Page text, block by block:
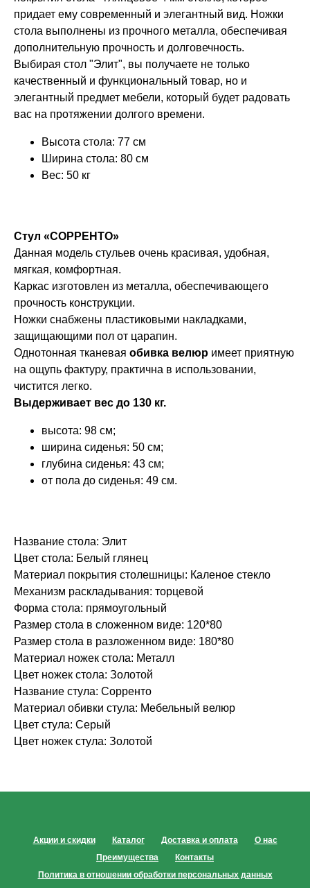
придает ему современный и элегантный вид. Ножки
стола выполнены из прочного металла, обеспечивая
дополнительную прочность и долговечность.
Выбирая стол "Элит", вы получаете не только
качественный и функциональный товар, но и
элегантный предмет мебели, который будет радовать
вас на протяжении долгого времени.
Высота стола: 77 см
Ширина стола: 80 см
Вес: 50 кг
Стул «СОРРЕНТО»
Данная модель стульев очень красивая, удобная,
мягкая, комфортная.
Каркас изготовлен из металла, обеспечивающего
прочность конструкции.
Ножки снабжены пластиковыми накладками,
защищающими пол от царапин.
Однотонная тканевая обивка велюр имеет приятную
на ощупь фактуру, практична в использовании,
чистится легко.
Выдерживает вес до 130 кг.
высота: 98 см;
ширина сиденья: 50 см;
глубина сиденья: 43 см;
от пола до сиденья: 49 см.
Название стола: Элит
Цвет стола: Белый глянец
Материал покрытия столешницы: Каленое стекло
Механизм раскладывания: торцевой
Форма стола: прямоугольный
Размер стола в сложенном виде: 120*80
Размер стола в разложенном виде: 180*80
Материал ножек стола: Металл
Цвет ножек стола: Золотой
Название стула: Сорренто
Материал обивки стула: Мебельный велюр
Цвет стула: Серый
Цвет ножек стула: Золотой
Акции и скидки Каталог Доставка и оплата
О нас
Преимущества
Контакты
Политика в отношении обработки персональных данных